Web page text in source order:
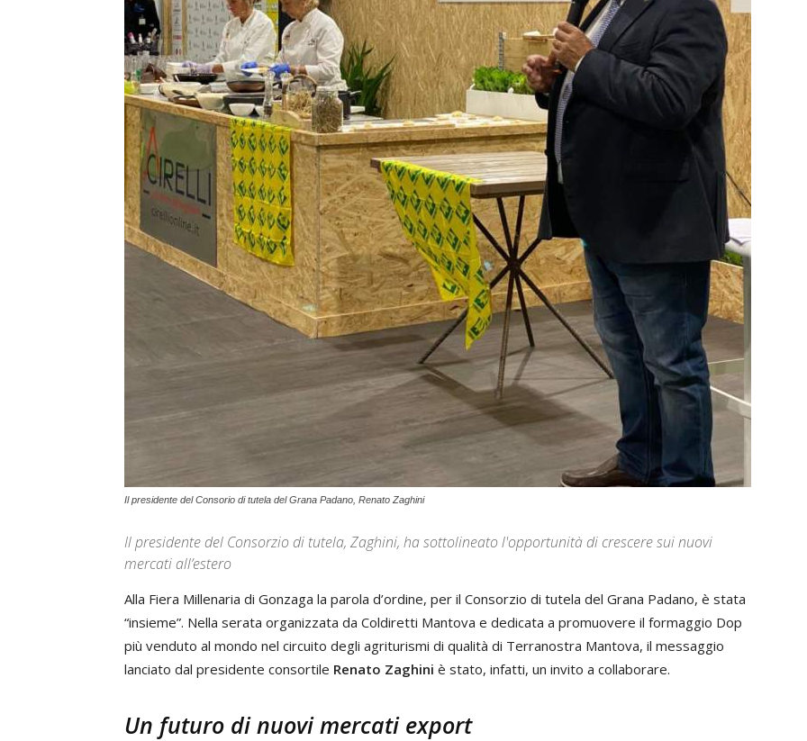
Il presidente del Consorio di tutela del Grana Padano, Renato Zaghini
Il presidente del Consorzio di tutela, Zaghini, ha sottolineato l'opportunità di crescere sui nuovi
mercati all’estero
Alla Fiera Millenaria di Gonzaga la parola d’ordine, per il Consorzio di tutela del Grana Padano, è stata
“insieme”. Nella serata organizzata da Coldiretti Mantova e dedicata a promuovere il formaggio Dop
più venduto al mondo nel circuito degli agriturismi di qualità di Terranostra Mantova, il messaggio
lanciato dal presidente consortile Renato Zaghini è stato, infatti, un invito a collaborare.
Un futuro di nuovi mercati export